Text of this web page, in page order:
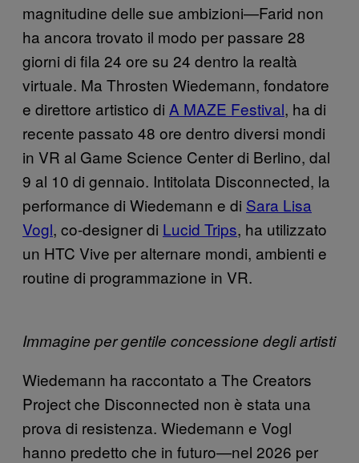
magnitudine delle sue ambizioni—Farid non
ha ancora trovato il modo per passare 28
giorni di fila 24 ore su 24 dentro la realtà
virtuale. Ma Throsten Wiedemann, fondatore
e direttore artistico di A MAZE Festival, ha di
recente passato 48 ore dentro diversi mondi
in VR al Game Science Center di Berlino, dal
9 al 10 di gennaio. Intitolata Disconnected, la
performance di Wiedemann e di Sara Lisa
Vogl, co-designer di Lucid Trips, ha utilizzato
un HTC Vive per alternare mondi, ambienti e
routine di programmazione in VR.
Immagine per gentile concessione degli artisti
Wiedemann ha raccontato a The Creators
Project che Disconnected non è stata una
prova di resistenza. Wiedemann e Vogl
hanno predetto che in futuro—nel 2026 per